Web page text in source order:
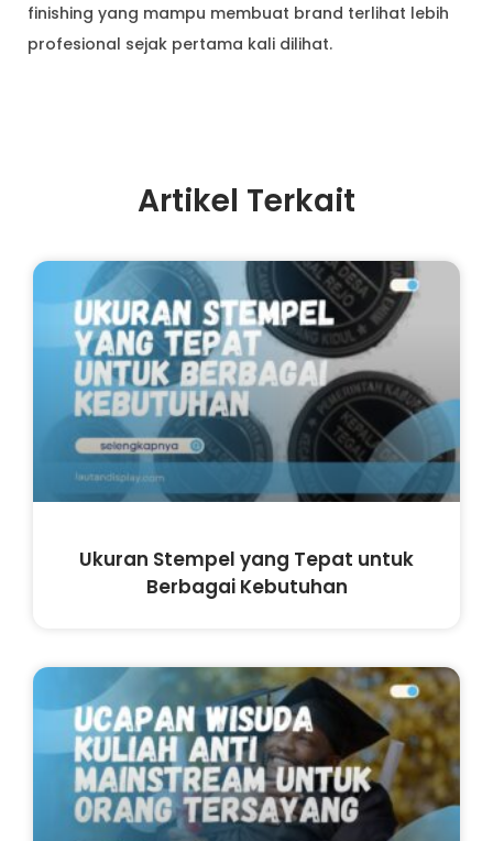
finishing yang mampu membuat brand terlihat lebih
profesional sejak pertama kali dilihat.
Artikel Terkait
Ukuran Stempel yang Tepat untuk
Berbagai Kebutuhan